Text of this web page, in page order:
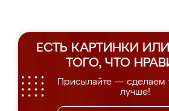
ЕСТЬ КАРТИНКИ
ТОГО, ЧТО
Присылайте — сделаем
лучше!